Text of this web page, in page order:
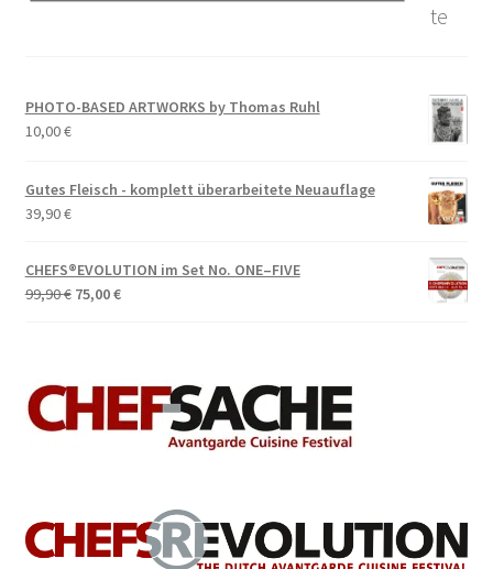
te
PHOTO-BASED ARTWORKS by Thomas Ruhl
10,00€
Gutes Fleisch - komplett überarbeitete Neuauflage
39,90€
CHEFS®EVOLUTION im Set No. ONE–FIVE
99,90€ Ursprünglicher
75,00€Aktueller